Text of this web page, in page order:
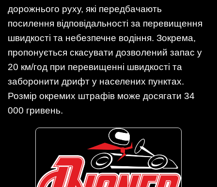
дорожнього руху, які передбачають
посилення відповідальності за перевищення
швидкості та небезпечне водіння. Зокрема,
пропонується скасувати дозволений запас у
20 км/год при перевищенні швидкості та
заборонити дрифт у населених пунктах.
Розмір окремих штрафів може досягати 34
000 гривень.